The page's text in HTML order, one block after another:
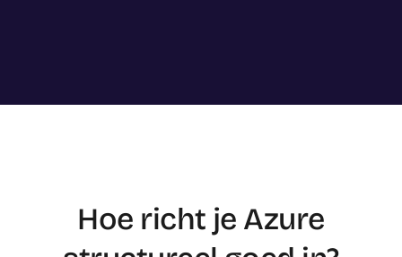
Hoe richt je Azure